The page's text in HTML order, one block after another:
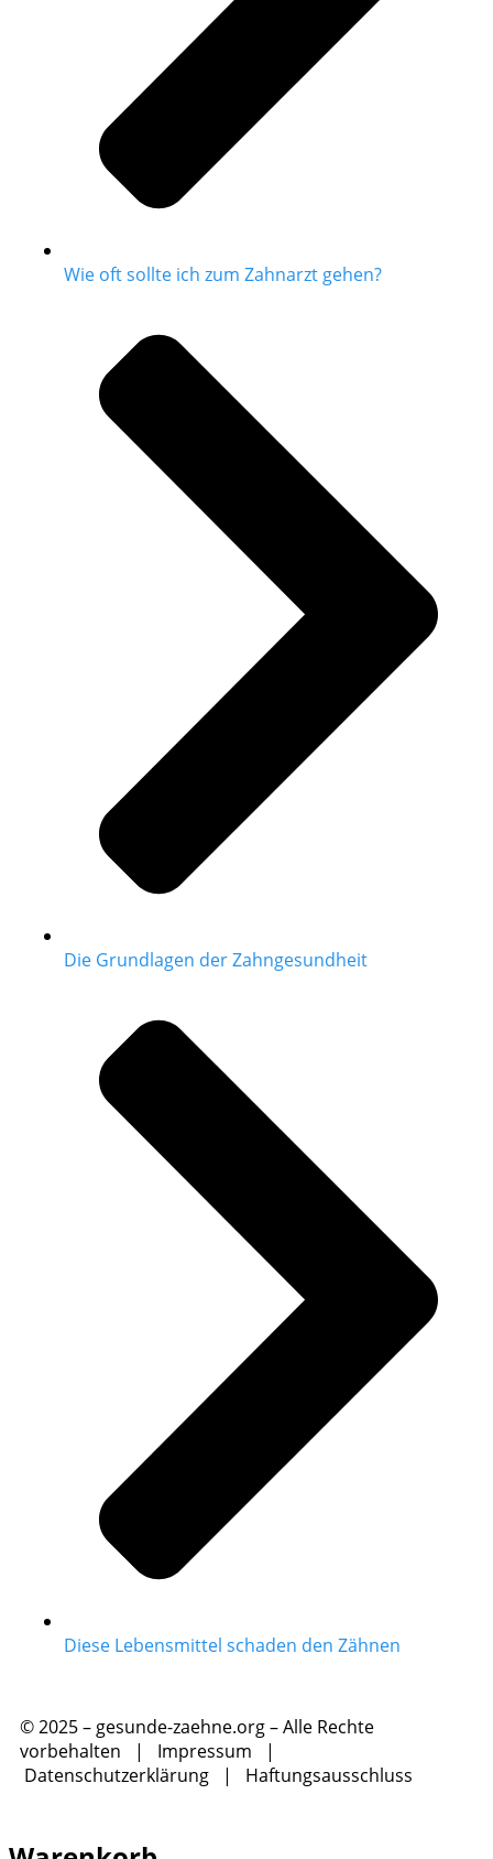
Wie oft sollte ich zum Zahnarzt gehen?
Die Grundlagen der Zahngesundheit
Diese Lebensmittel schaden den Zähnen
© 2025 – gesunde-zaehne.org – Alle Rechte
vorbehalten | Impressum |
Datenschutzerklärung | Haftungsausschluss